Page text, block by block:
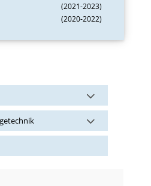
(2021-2023)
(2020-2022)